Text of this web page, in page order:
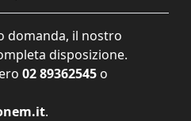
domanda, il nostro
disposizione.
02 89362545 o
.